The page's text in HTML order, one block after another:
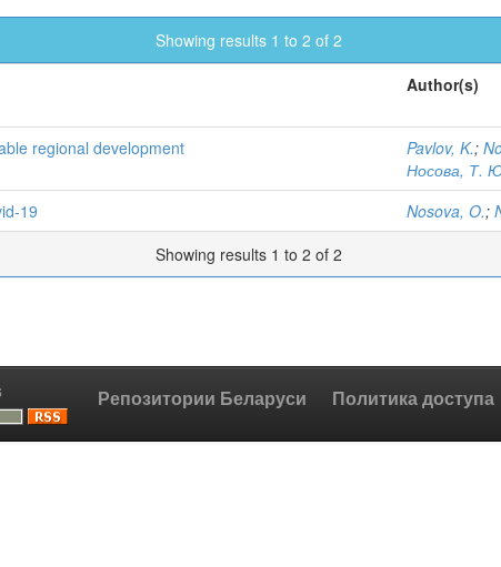
Showing results 1 to 2 of 2
Author(s)
regional development Pavlov, K.;
Носова, Т.
19 Nosova, O.;
Showing results 1 to 2 of 2
Репозитории Беларуси Политика доступа